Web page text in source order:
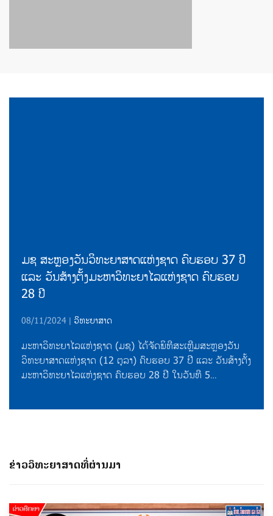
ມຊ ສະຫຼອງວັນວິທະຍາສາດແຫ່ງຊາດ ຄົບຮອບ 37 ປີ
ແລະ ວັນສ້າງຕັ້ງມະຫາວິທະຍາໄລແຫ່ງຊາດ ຄົບຮອບ
28 ປີ
08/11/2024 | ວິທະຍາສາດ
ມະຫາວິທະຍາໄລແຫ່ງຊາດ (ມຊ) ໄດ້ຈັດພິທີສະເຫຼີມສະຫຼອງວັນ
ວິທະຍາສາດແຫ່ງຊາດ (12 ຕຸລາ) ຄົບຮອບ 37 ປີ ແລະ ວັນສ້າງຕັ້ງ
ມະຫາວິທະຍາໄລແຫ່ງຊາດ ຄົບຮອບ 28 ປີ ໃນວັນທີ 5…
ຂ່າວວິທະຍາສາດທີ່ຜ່ານມາ